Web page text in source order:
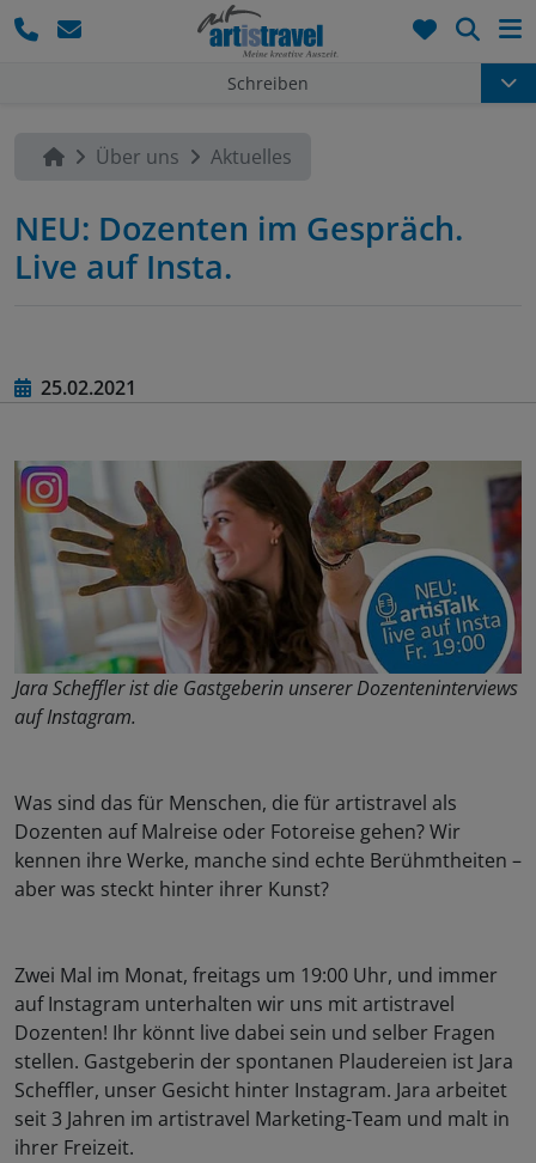
Schreiben
Über uns Aktuelles
NEU: Dozenten im Gespräch.
Live auf Insta.
25.02.2021
Jara Scheffler ist die Gastgeberin unserer Dozenteninterviews
auf Instagram.
Was sind das für Menschen, die für artistravel als
Dozenten auf Malreise oder Fotoreise gehen? Wir
kennen ihre Werke, manche sind echte Berühmtheiten –
aber was steckt hinter ihrer Kunst?
Zwei Mal im Monat, freitags um 19:00 Uhr, und immer
auf Instagram unterhalten wir uns mit artistravel
Dozenten! Ihr könnt live dabei sein und selber Fragen
stellen. Gastgeberin der spontanen Plaudereien ist Jara
Scheffler, unser Gesicht hinter Instagram. Jara arbeitet
seit 3 Jahren im artistravel Marketing-Team und malt in
ihrer Freizeit.